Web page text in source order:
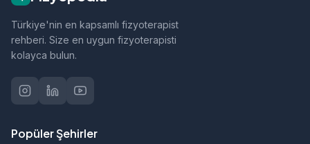
Türkiye'nin en kapsamlı fizyoterapist
rehberi. Size en uygun fizyoterapisti
kolayca bulun.
Popüler Şehirler